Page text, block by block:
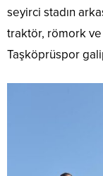
seyirci stadın
traktör, römork
Taşköprüspor